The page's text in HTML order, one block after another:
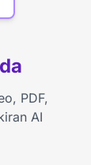
PDF,
AI